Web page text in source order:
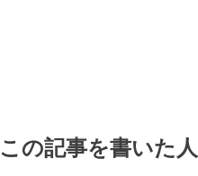
この記事を書いた人